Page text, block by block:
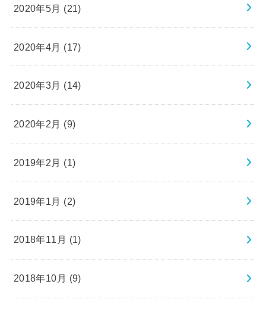
2020年5月 (21)
2020年4月 (17)
2020年3月 (14)
2020年2月 (9)
2019年2月 (1)
2019年1月 (2)
2018年11月 (1)
2018年10月 (9)